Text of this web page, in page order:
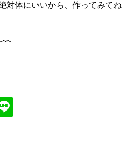
対体にいいから、作ってみてね